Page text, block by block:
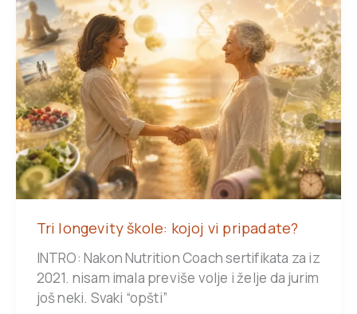
Tri longevity škole: kojoj vi pripadate?
INTRO: Nakon Nutrition Coach sertifikata za iz
2021. nisam imala previše volje i želje da jurim
još neki. Svaki “opšti”